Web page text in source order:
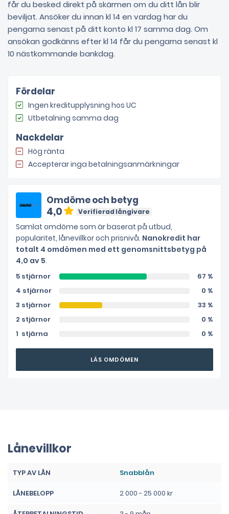
får du besked direkt på skärmen om du ditt lån blir
beviljat. Ansöker du innan kl 14 en vardag har du
pengarna senast på ditt konto kl 17 samma dag. Om
ansökan godkänns efter kl 14 får du pengarna senast kl
10 nästkommande bankdag.
Fördelar
Ingen kreditupplysning hos UC
Utbetalning samma dag
Nackdelar
Hög ränta
Accepterar inga betalningsanmärkningar
Omdöme och betyg
4,0 Verifierad långivare
Samlat omdöme som är baserat på utbud,
popularitet, lånevillkor och prisnivå. Nanokredit har
totalt 4 omdömen med ett genomsnittsbetyg på
4,0 av 5.
5 stjärnor
67 %
4 stjärnor
0 %
3 stjärnor
33 %
2 stjärnor
0 %
1 stjärna
0 %
LÄS OMDÖMEN
Lånevillkor
TYP AV LÅN Snabblån
LÅNEBELOPP 2 000 - 25 000 kr